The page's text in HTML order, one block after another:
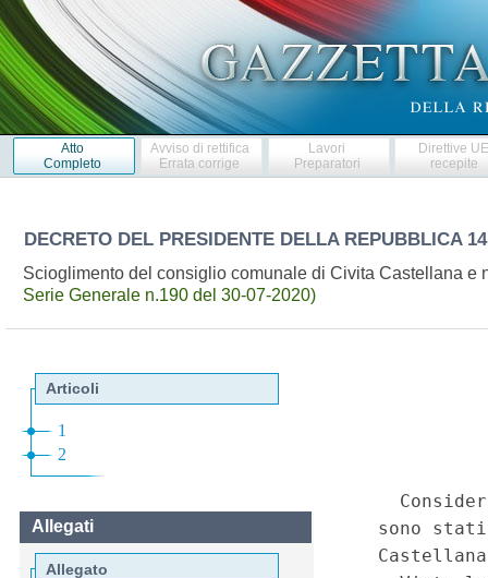
Atto
Completo
Avviso di rettifica
Errata corrige
Lavori
Preparatori
Direttive
recepite
DECRETO DEL PRESIDENTE DELLA REPUBBLICA
Scioglimento del consiglio comunale di Civita Castellana
Serie Generale n.190 del 30-07-2020)